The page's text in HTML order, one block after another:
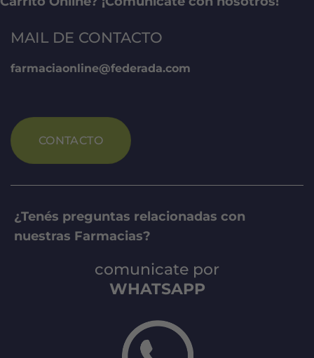
MAIL DE CONTACTO
farmaciaonline@federada.com
CONTACTO
¿Tenés preguntas relacionadas con
nuestras Farmacias?
comunicate por
WHATSAPP